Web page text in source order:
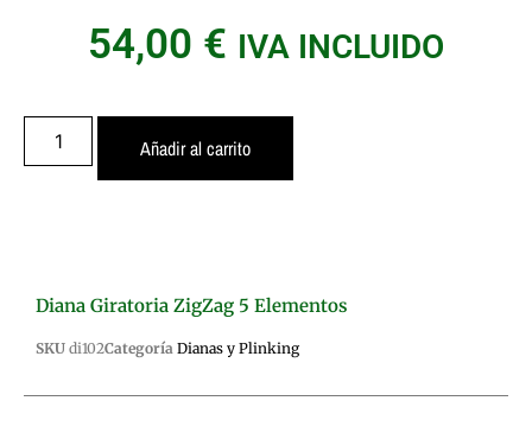
54,00 € IVA INCLUIDO
Añadir al carrito
Diana Giratoria ZigZag 5 Elementos
SKU di102Categoría Dianas y Plinking